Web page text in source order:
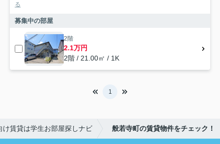
る
募集中の部屋
2階
2.1万円
2階 / 21.00㎡ / 1K
1
け賃貸は学生お部屋探しナビ 般若寺町の賃貸物件をチェック！